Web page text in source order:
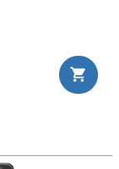
shopping_cart